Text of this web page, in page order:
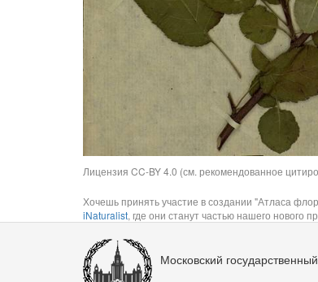
Лицензия CC-BY 4.0 (см. рекомендованное
Хочешь принять участие в создании "Атласа
iNaturalist, где они станут частью нашего нового
Московский